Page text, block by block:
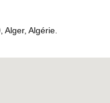
Algérie.